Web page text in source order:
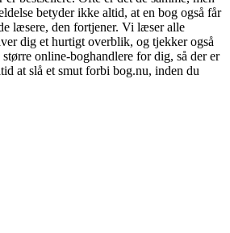
betyder ikke altid, at en bog også får
læsere, den fortjener. Vi læser alle
dig et hurtigt overblik, og tjekker også
online-boghandlere for dig, så der er
at slå et smut forbi bog.nu, inden du